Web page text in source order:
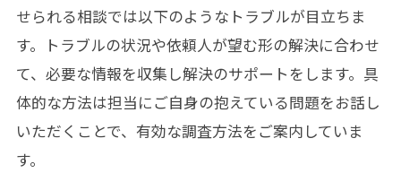
せられる相談では以下のようなトラブルが目立ちま
す。トラブルの状況や依頼人が望む形の解決に合わせ
て、必要な情報を収集し解決のサポートをします。具
体的な方法は担当にご自身の抱えている問題をお話し
いただくことで、有効な調査方法をご案内していま
す。